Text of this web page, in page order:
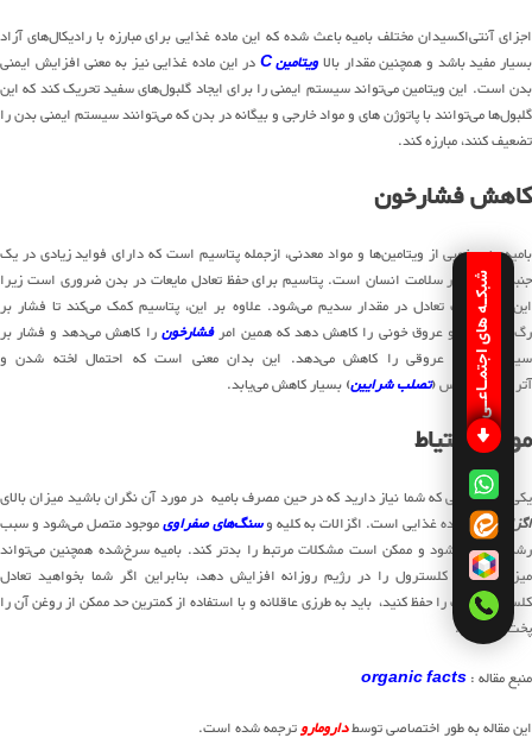
اجزای آنتی‌اکسیدان مختلف بامیه باعث شده که این ماده غذایی برای مبارزه با رادیکال‌های آزاد
بسیار مفید باشد و همچنین مقدار بالاویتامین C
در این ماده غذایی نیز به معنی افزایش ایمنی
بدن است. این ویتامین می‌تواند سیستم ایمنی را برای ایجاد گلبول‌های سفید تحریک کند که این
گلبول‌ها می‌توانند با پاتوژن های و مواد خارجی و بیگانه در بدن که می‌توانند سیستم ایمنی بدن را
تضعیف کنند، مبارزه کند.
کاهش فشارخون
بامیه منبع خوبی از ویتامین‌ها و مواد معدنی، ازجمله پتاسیم است که دارای فواید زیادی در یک
جنبه اساسی در سلامت انسان است. پتاسیم برای حفظ تعادل مایعات در بدن ضروری است زیرا
این ماده باعث تعادل در مقدار سدیم می‌شود. علاوه بر این، پتاسیم کمک می‌کند تا فشار بر
رگ‌های خونی و عروق خونی را کاهش دهد که همین امرفشارخون را کاهش می‌دهد و فشار بر
سیستم قلبی عروقی را کاهش می‌دهد. این بدان معنی است که احتمال لخته شدن و
آترواسکلروزیس (تصلب شرایین) بسیار کاهش می‌یابد.
موارد احتیاط
یکی از چیزهایی که شما نیاز دارید که در حین مصرف بامیه در مورد آن نگران باشید میزان بالای
اگزالاتاین ماده غذایی است. اگزالات به کلیه وسنگ‌های صفراویموجود متصل می‌شود و سبب
رشد آن‌ها می‌شود و ممکن است مشکلات مرتبط را بدتر کند. بامیه سرخ‌شده همچنین می‌تواند
میزان مصرف کلسترول را در رژیم روزانه افزایش دهد، بنابراین اگر شما بخواهید تعادل
کلسترول خوب را حفظ کنید، باید به طرزی عاقلانه و با استفاده از کمترین حد ممکن از روغن آن را
پخت‌وپز کنید.
منبع مقاله :organic facts
این مقاله به طور اختصاصی توسطداروماروترجمه شده است.
شبکـه های اجتمـاعـی